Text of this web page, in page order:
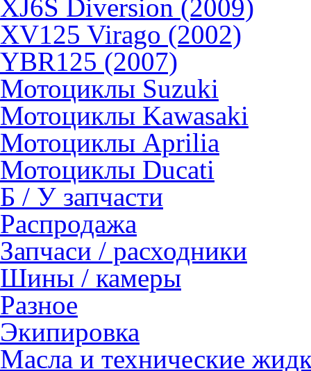
XJ6S Diversion (2009)
XV125 Virago (2002)
YBR125 (2007)
Мотоциклы Suzuki
Мотоциклы Kawasaki
Мотоциклы Aprilia
Мотоциклы Ducati
Б / У запчасти
Распродажа
Запчаси / расходники
Шины / камеры
Разное
Экипировка
Масла и технические